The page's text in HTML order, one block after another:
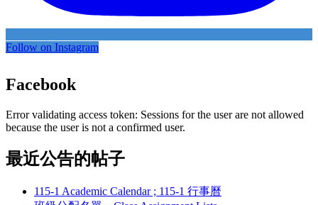
Follow on Instagram
Facebook
Error validating access token: Sessions for the user are not allowed
because the user is not a confirmed user.
最近公告的帖子
115-1 Academic Calendar ; 115-1 行事曆